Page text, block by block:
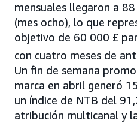
mensuales llegaron a
(mes ocho), lo que
objetivo de 60 000 £
con cuatro meses de
Un fin de semana
marca en abril generó
un índice de NTB del
atribución multicanal y